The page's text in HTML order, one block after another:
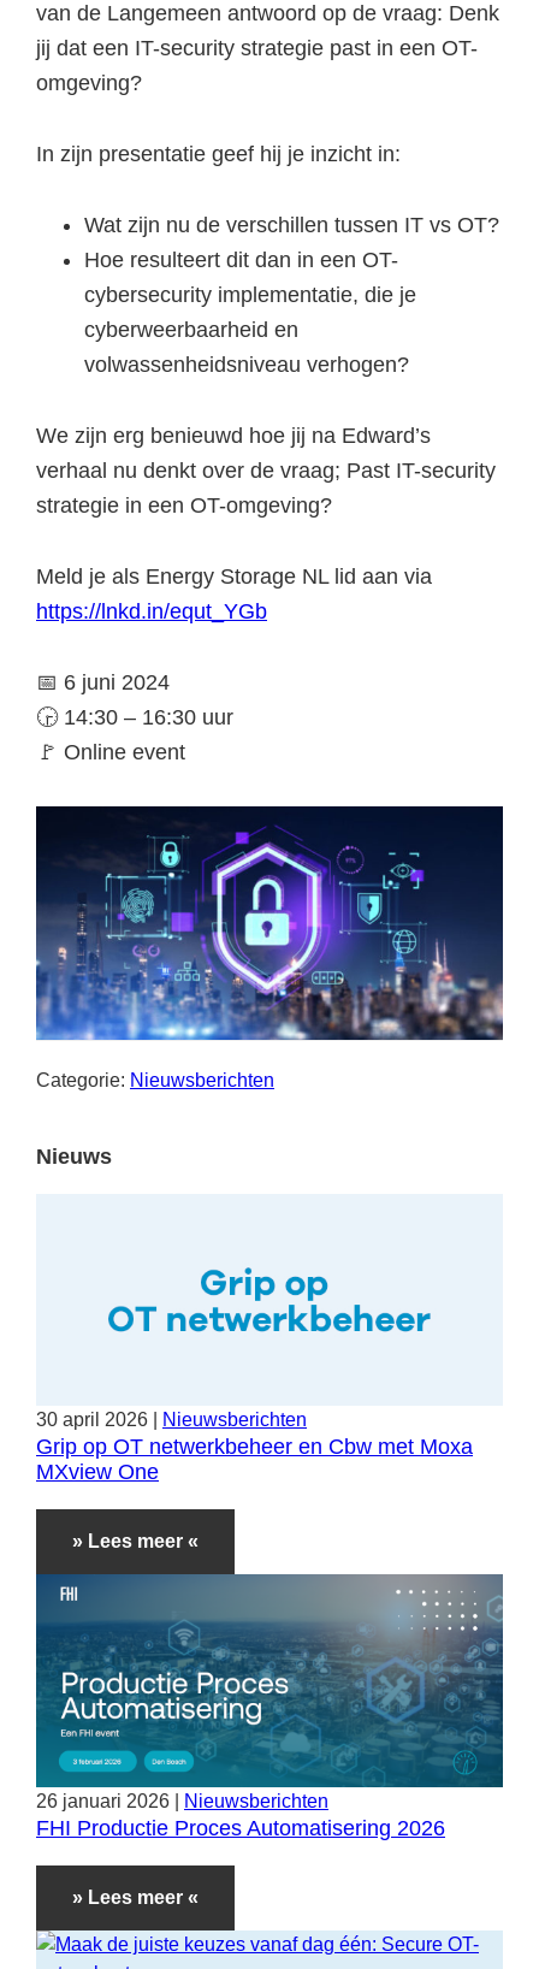
van de Langemeen antwoord op de vraag: Denk
jij dat een IT-security strategie past in een OT-
omgeving?
In zijn presentatie geef hij je inzicht in:
Wat zijn nu de verschillen tussen IT vs OT?
Hoe resulteert dit dan in een OT-
cybersecurity implementatie, die je
cyberweerbaarheid en
volwassenheidsniveau verhogen?
We zijn erg benieuwd hoe jij na Edward’s
verhaal nu denkt over de vraag; Past IT-security
strategie in een OT-omgeving?
Meld je als Energy Storage NL lid aan via
https://lnkd.in/equt_YGb
📅 6 juni 2024
🕞 14:30 – 16:30 uur
🚩 Online event
Categorie: Nieuwsberichten
Nieuws
30 april 2026 Nieuwsberichten
Grip op OT netwerkbeheer en Cbw met Moxa
MXview One
» Lees meer «
26 januari 2026 Nieuwsberichten
FHI Productie Proces Automatisering 2026
» Lees meer «